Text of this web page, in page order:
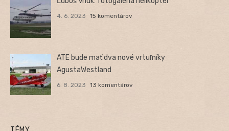
4. 6. 2023 15 komentárov
ATE bude mať dva nové vrtuľníky
AgustaWestland
6. 8. 2023 13 komentárov